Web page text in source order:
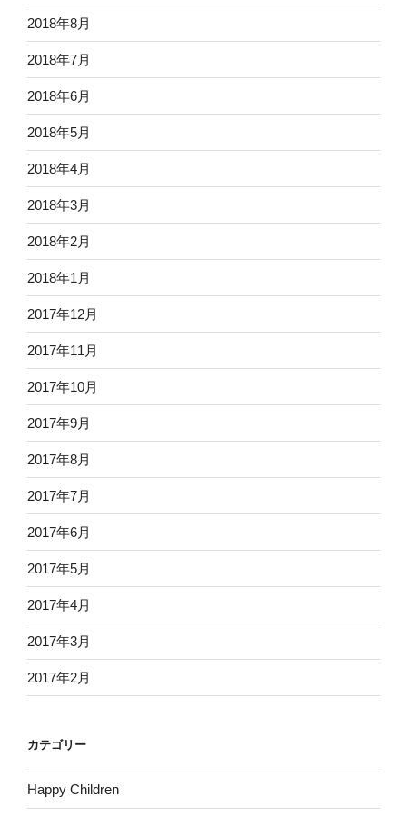
2018年8月
2018年7月
2018年6月
2018年5月
2018年4月
2018年3月
2018年2月
2018年1月
2017年12月
2017年11月
2017年10月
2017年9月
2017年8月
2017年7月
2017年6月
2017年5月
2017年4月
2017年3月
2017年2月
カテゴリー
Happy Children